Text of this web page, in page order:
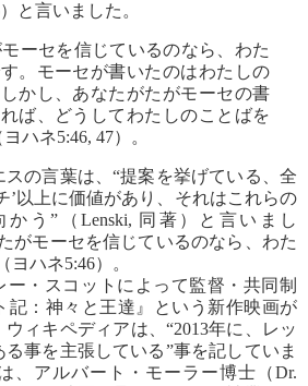
と言いました。
ーセを信じているのなら、わた
。モーセが書いたのはわたしの
かし、あなたがたがモーセの書
ば、どうしてわたしのことばを
ハネ5:46, 47）。
の言葉は、“提案を挙げている、全
’以上に価値があり、それはこれらの
う”（Lenski, 同著）と言いまし
がモーセを信じているのなら、わた
ヨハネ5:46）。
ー・スコットによって監督・共同制
記：神々と王達』という新作映画が
ィキペディアは、“2013年に、レッ
る事を主張している”事を記していま
アルバート・モーラー博士（Dr.